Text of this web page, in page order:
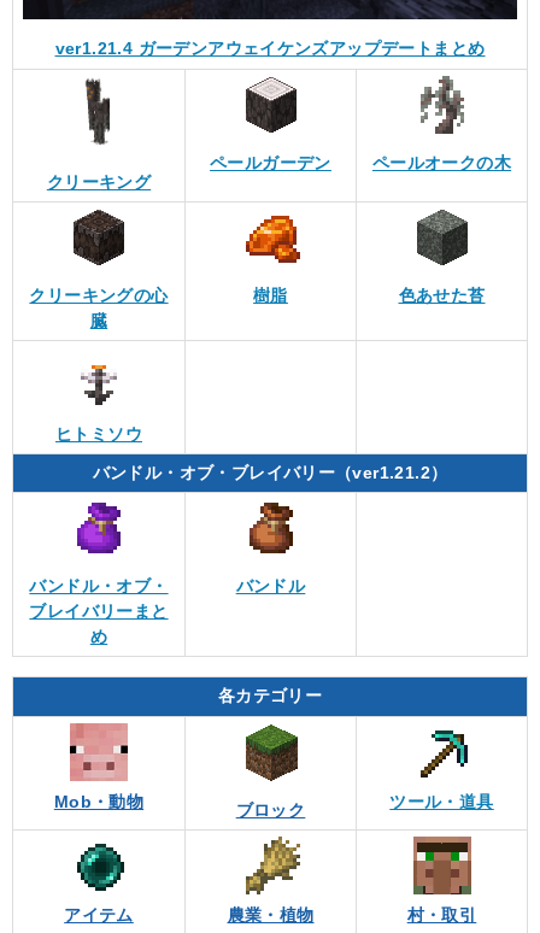
ver1.21.4 ガーデンアウェイケンズアップデートまとめ
クリーキング
ペールガーデン ペールオークの木
クリーキングの心
臓
樹脂 色あせた苔
ヒトミソウ
バンドル・オブ・ブレイバリー（ver1.21.2）
バンドル・オブ・
ブレイバリーまと
め
バンドル
各カテゴリー
Mob・動物 ブロック ツール・道具
アイテム 農業・植物 村・取引